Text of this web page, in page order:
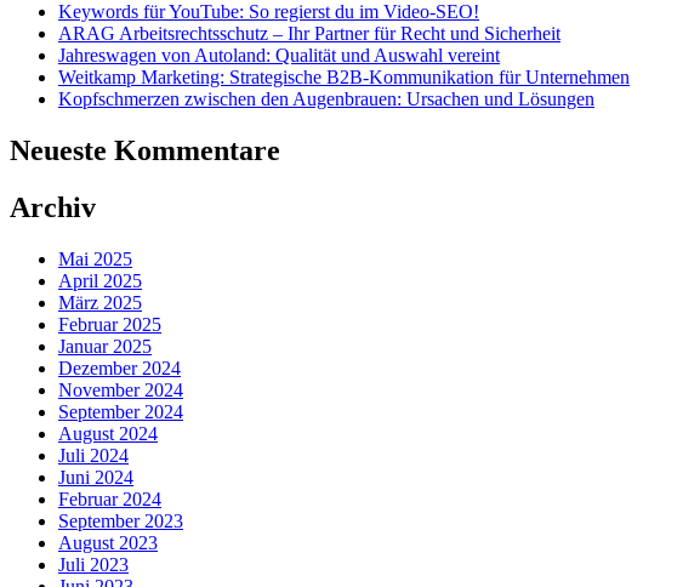
Keywords für YouTube: So regierst du im Video-SEO!
ARAG Arbeitsrechtsschutz – Ihr Partner für Recht und Sicherheit
Jahreswagen von Autoland: Qualität und Auswahl vereint
Weitkamp Marketing: Strategische B2B-Kommunikation für Unternehmen
Kopfschmerzen zwischen den Augenbrauen: Ursachen und Lösungen
Neueste Kommentare
Archiv
Mai 2025
April 2025
März 2025
Februar 2025
Januar 2025
Dezember 2024
November 2024
September 2024
August 2024
Juli 2024
Juni 2024
Februar 2024
September 2023
August 2023
Juli 2023